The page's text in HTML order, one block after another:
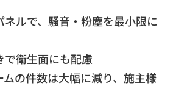
ルで、騒音・粉塵を最小限に
衛生面にも配慮
ムの件数は大幅に減り、施主様